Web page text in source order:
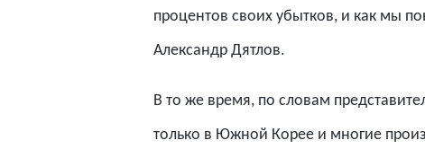
процентов своих убытков, и как мы
Александр Дятлов.
В то же время, по словам
только в Южной Корее и многие